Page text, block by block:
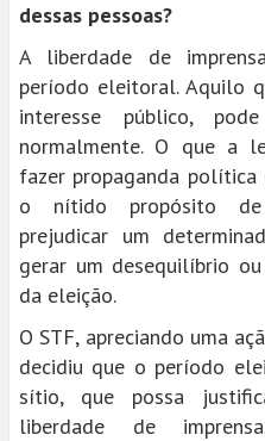
dessas pessoas?
A liberdade de
período eleitoral. Aquilo
interesse público,
normalmente. O que a
fazer propaganda
o nítido propósito de
prejudicar um
gerar um desequilíbrio
da eleição.
O STF, apreciando uma
decidiu que o período
sítio, que possa
liberdade de